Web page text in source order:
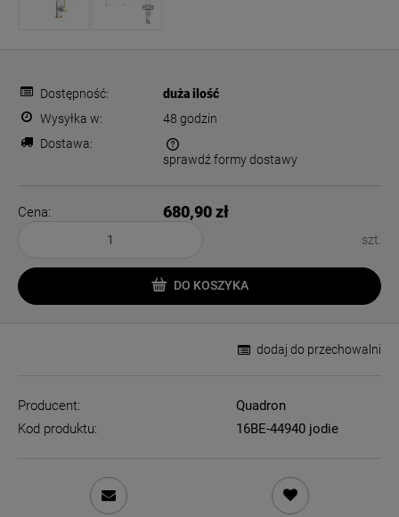
Dostępność:
duża ilość
Wysyłka w:
48 godzin
Dostawa:
Cena nie zawiera ewentualnych kosztów płatności
sprawdź formy dostawy
Cena: 680,90 zł
szt.
DO KOSZYKA
dodaj do przechowalni
Producent:
Quadron
Kod produktu:
16BE-44940 jodie